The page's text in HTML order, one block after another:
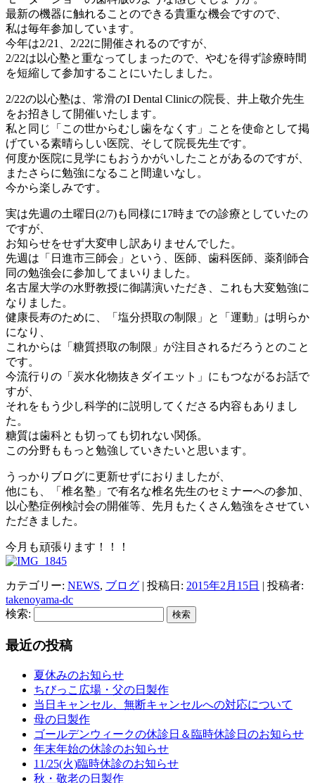
最新の機器に触れることのできる貴重な機会ですので、
私は毎年参加しています。
今年は2/21、2/22に開催されるのですが、
2/22は以心塾と重なってしまったので、やむを得ず診療時間
を短縮して参加することにいたしました。
2/22の以心塾は、常滑のI Dental Clinicの院長、井上敬介先生
をお招きして開催いたします。
私と同じ「この世からむし歯をなくす」ことを使命として掲
げている素晴らしい医院、そして院長先生です。
何度か医院に見学にもおうかがいしたことがあるのですが、
またさらに勉強になること間違いなし。
今から楽しみです。
実は先週の土曜日(2/7)も同様に17時までの診療としていたの
ですが、
お知らせをせず大変申し訳ありませんでした。
先週は「日進市三師会」という、医師、歯科医師、薬剤師合
同の勉強会に参加してまいりました。
名古屋大学の水野教授に御講演いただき、これも大変勉強に
なりました。
健康長寿のために、「塩分摂取の制限」と「運動」は明らか
になり、
これからは「糖質摂取の制限」が注目されるだろうとのこと
です。
今流行りの「炭水化物抜きダイエット」にもつながるお話で
すが、
それをもう少し科学的に説明してくださる内容もありまし
た。
糖質は歯科とも切っても切れない関係。
この分野ももっと勉強していきたいと思います。
うっかりブログに更新せずにおりましたが、
他にも、「椎名塾」で有名な椎名先生のセミナーへの参加、
以心塾症例検討会の開催等、先月もたくさん勉強をさせてい
ただきました。
今月も頑張ります！！！
カテゴリー: NEWS, ブログ | 投稿日: 2015年2月15日 | 投稿者:
takenoyama-dc
検索:
最近の投稿
夏休みのお知らせ
ちびっこ広場・父の日製作
当日キャンセル、無断キャンセルへの対応について
母の日製作
ゴールデンウィークの休診日＆臨時休診日のお知らせ
年末年始の休診のお知らせ
11/25(火)臨時休診のお知らせ
秋・敬老の日製作